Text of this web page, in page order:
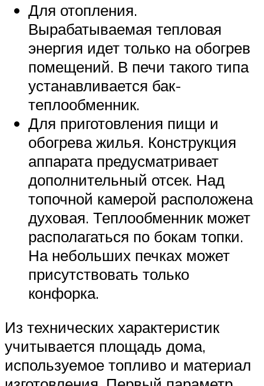
Для отопления.
Вырабатываемая тепловая
энергия идет только на обогрев
помещений. В печи такого типа
устанавливается бак-
теплообменник.
Для приготовления пищи и
обогрева жилья. Конструкция
аппарата предусматривает
дополнительный отсек. Над
топочной камерой расположена
духовая. Теплообменник может
располагаться по бокам топки.
На небольших печках может
присутствовать только
конфорка.
Из технических характеристик
учитывается площадь дома,
используемое топливо и материал